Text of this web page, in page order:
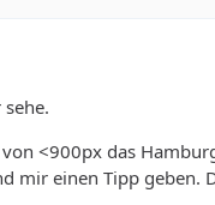
<900px das
mir einen Tipp geben.